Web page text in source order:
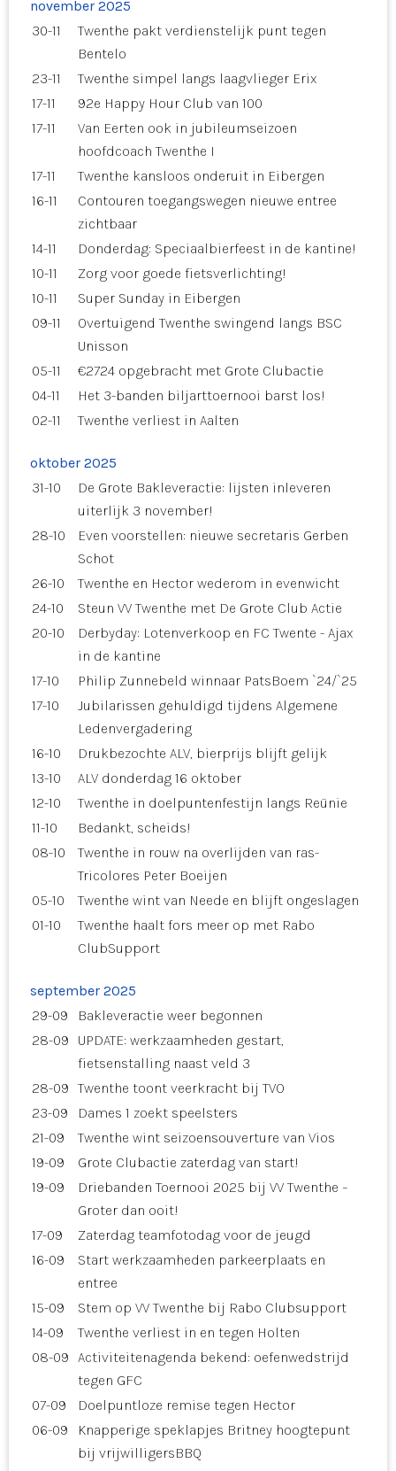
november 2025
30-11
Twenthe pakt verdienstelijk punt tegen
Bentelo
23-11
Twenthe simpel langs laagvlieger Erix
17-11
92e Happy Hour Club van 100
17-11
Van Eerten ook in jubileumseizoen
hoofdcoach Twenthe I
17-11
Twenthe kansloos onderuit in Eibergen
16-11
Contouren toegangswegen nieuwe entree
zichtbaar
14-11
Donderdag: Speciaalbierfeest in de kantine!
10-11
Zorg voor goede fietsverlichting!
10-11
Super Sunday in Eibergen
09-11
Overtuigend Twenthe swingend langs BSC
Unisson
05-11
€2724 opgebracht met Grote Clubactie
04-11
Het 3-banden biljarttoernooi barst los!
02-11
Twenthe verliest in Aalten
oktober 2025
31-10
De Grote Bakleveractie: lijsten inleveren
uiterlijk 3 november!
28-10
Even voorstellen: nieuwe secretaris Gerben
Schot
26-10
Twenthe en Hector wederom in evenwicht
24-10
Steun VV Twenthe met De Grote Club Actie
20-10
Derbyday: Lotenverkoop en FC Twente - Ajax
in de kantine
17-10
Philip Zunnebeld winnaar PatsBoem `24/`25
17-10
Jubilarissen gehuldigd tijdens Algemene
Ledenvergadering
16-10
Drukbezochte ALV, bierprijs blijft gelijk
13-10
ALV donderdag 16 oktober
12-10
Twenthe in doelpuntenfestijn langs Reünie
11-10
Bedankt, scheids!
08-10
Twenthe in rouw na overlijden van ras-
Tricolores Peter Boeijen
05-10
Twenthe wint van Neede en blijft ongeslagen
01-10
Twenthe haalt fors meer op met Rabo
ClubSupport
september 2025
29-09
Bakleveractie weer begonnen
28-09
UPDATE: werkzaamheden gestart,
fietsenstalling naast veld 3
28-09 Twenthe toont veerkracht bij TVO
23-09
Dames 1 zoekt speelsters
21-09
Twenthe wint seizoensouverture van Vios
19-09
Grote Clubactie zaterdag van start!
19-09
Driebanden Toernooi 2025 bij VV Twenthe –
Groter dan ooit!
17-09
Zaterdag teamfotodag voor de jeugd
16-09
Start werkzaamheden parkeerplaats en
entree
15-09
Stem op VV Twenthe bij Rabo Clubsupport
14-09
Twenthe verliest in en tegen Holten
08-09 Activiteitenagenda bekend: oefenwedstrijd
tegen GFC
07-09
Doelpuntloze remise tegen Hector
06-09
Knapperige speklapjes Britney hoogtepunt
bij vrijwilligersBBQ